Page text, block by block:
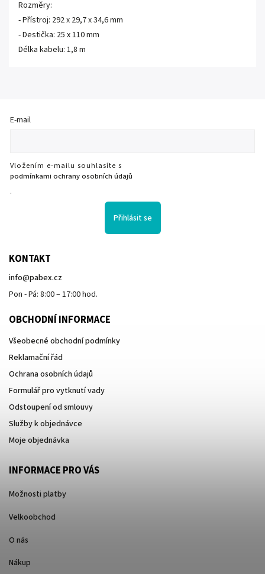
Rozměry:
- Přístroj: 292 x 29,7 x 34,6 mm
- Destička: 25 x 110 mm
Délka kabelu: 1,8 m
E-mail
Vložením e-mailu souhlasíte s
podmínkami ochrany osobních údajů
.
Přihlásit se
KONTAKT
info@pabex.cz
Pon - Pá: 8:00 – 17:00 hod.
OBCHODNÍ INFORMACE
Všeobecné obchodní podmínky
Reklamační řád
Ochrana osobních údajů
Formulář pro vytknutí vady
Odstoupení od smlouvy
Služby k objednávce
Moje objednávka
INFORMACE PRO VÁS
Možnosti platby
Velkoobchod
O nás
Nákup